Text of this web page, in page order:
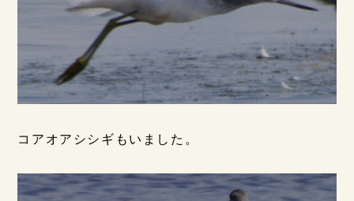
コアオアシシギもいました。